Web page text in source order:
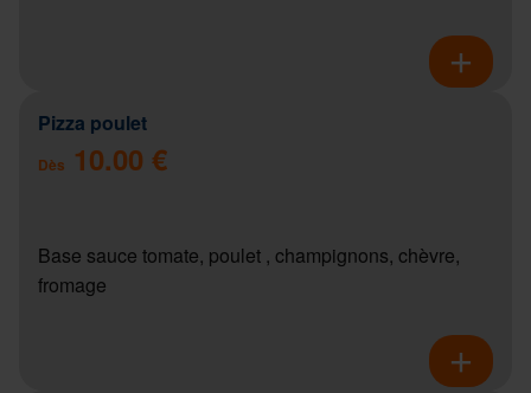
Pizza poulet
Dès 10.00 €
Base sauce tomate, poulet , champignons, chèvre,
fromage